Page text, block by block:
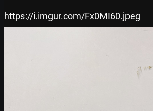
https://i.imgur.com/Fx0MI60.jpeg